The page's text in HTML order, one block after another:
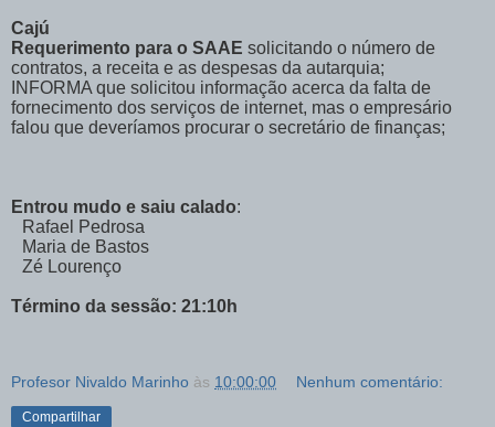
Cajú
Requerimento para o SAAE solicitando o número de
contratos, a receita e as despesas da autarquia;
INFORMA que solicitou informação acerca da falta de
fornecimento dos serviços de internet, mas o empresário
falou que deveríamos procurar o secretário de finanças;
Entrou mudo e saiu calado:
Rafael Pedrosa
Maria de Bastos
Zé Lourenço
Término da sessão: 21:10h
Profesor Nivaldo Marinho às 10:00:00 Nenhum comentário:
Compartilhar